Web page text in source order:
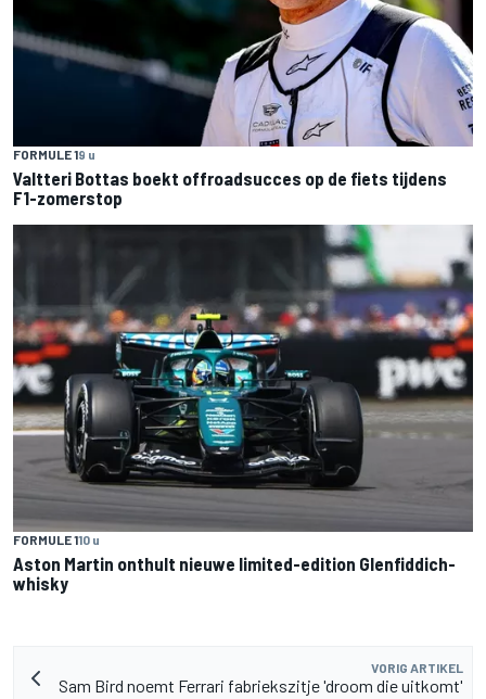
FORMULE 19 u
Valtteri Bottas boekt offroadsucces op de fiets tijdens
F1-zomerstop
FORMULE 110 u
Aston Martin onthult nieuwe limited-edition Glenfiddich-
whisky
VORIG ARTIKEL
Sam Bird noemt Ferrari fabriekszitje 'droom die uitkomt'